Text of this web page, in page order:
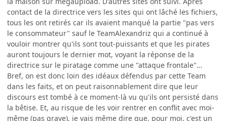
contact de la directrice vers les sites qui ont lâché les fichiers,
tous les ont retirés car ils avaient manqué la partie "pas vers
le consommateur" sauf le TeamAlexandriz qui a continué à
vouloir montrer qu'ils sont tout-puissants et que les pirates
auront toujours le dernier mot, voyant la réponse de la
directrice sur le piratage comme une "attaque frontale"…
Bref, on est donc loin des idéaux défendus par cette Team
dans les faits, et on peut raisonnablement dire que leur
discours est tombé à ce moment-là vu qu'ils ont persisté dans
la bêtise. Et, au risque de les voir rentrer en conflit avec moi-
même (pas grave), je vais même dire que, pour moi, c'est un